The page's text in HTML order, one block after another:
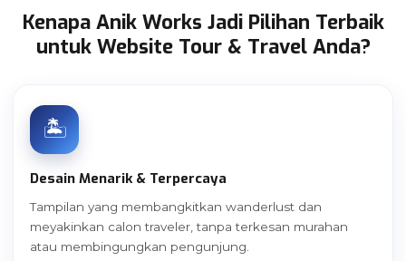
Kenapa Anik Works Jadi Pilihan Terbaik
untuk Website Tour & Travel Anda?
🏝️
Desain Menarik & Terpercaya
Tampilan yang membangkitkan wanderlust dan
meyakinkan calon traveler, tanpa terkesan murahan
atau membingungkan pengunjung.